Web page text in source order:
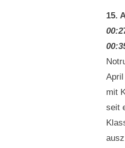
15.
mit
seit